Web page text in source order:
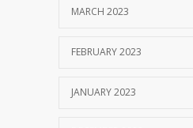
MARCH 2023
FEBRUARY 2023
JANUARY 2023